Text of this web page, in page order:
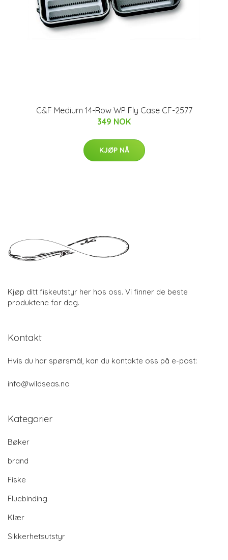
C&F Medium 14-Row WP Fly Case CF-2577
349 NOK
KJØP NÅ
Kjøp ditt fiskeutstyr her hos oss. Vi finner de beste
produktene for deg.
Kontakt
Hvis du har spørsmål, kan du kontakte oss på e-post:
info@wildseas.no
Kategorier
Bøker
brand
Fiske
Fluebinding
Klær
Sikkerhetsutstyr